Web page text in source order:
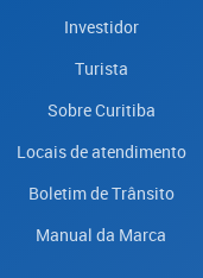
Investidor
Turista
Sobre Curitiba
Locais de atendimento
Boletim de Trânsito
Manual da Marca